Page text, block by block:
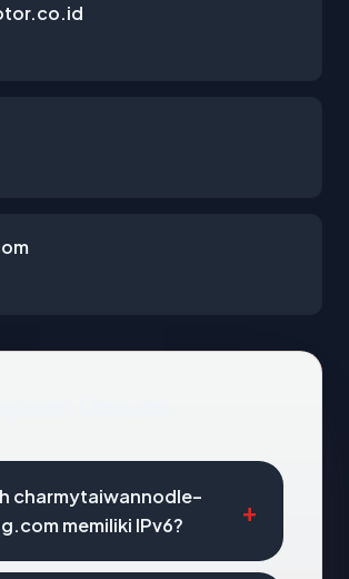
charmytaiwannodle-
memiliki IPv6?